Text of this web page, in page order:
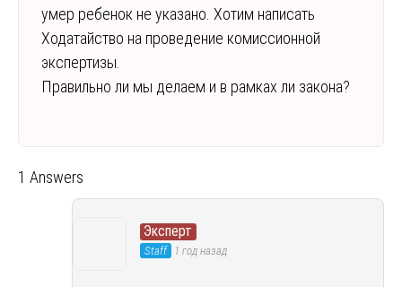
умер ребенок не указано. Хотим написать
Ходатайство на проведение комиссионной
экспертизы.
Правильно ли мы делаем и в рамках ли закона?
1 Answers
Эксперт
Staff 1 год назад